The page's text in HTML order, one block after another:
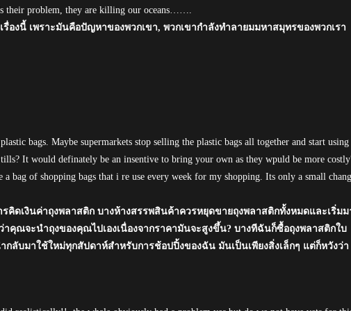
their problem, they are killing our oceans…….
องนี้ เพราะมันคือปัญหาของพวกเขา, พวกเขากำลังทำลายมมหาสมุทรของพวกเรา
bags. Maybe supermarkets stop selling the plastic bags all together and start using
It would definately be an insentive to bring your own as they wpuld be more
bag of shopping bags that i re use every week for my shopping. Its only a small
รคิดเงินค่าถุงพลาสติก บางห้างสรรพสินค้าควรหยุดขายถุงพลาสติกทั้งหมดและเริ่มม
าคุณจะนำถุงของคุณไปเองเนื่องจากราคามันจะสูงขึ้น? บางทีฉันก็ซื้อถุงพลาสติกใบ
ลับมาใช้ใหม่ทุกสัปดาห์สำหรับการช้อปปิ้งของฉัน มันเป็นเพียงสิ่งเล็กๆ แต่ก็หวังว่า